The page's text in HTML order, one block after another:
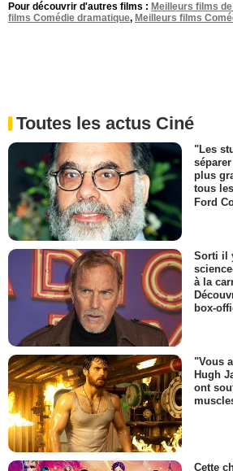
Pour découvrir d'autres films : Meilleurs films
films Comédie dramatique, Meilleurs films
Toutes les actus Ciné
"Les
plus
tous
Ford
Sorti il
à la
box-
"Vous
Hugh
ont
Cette